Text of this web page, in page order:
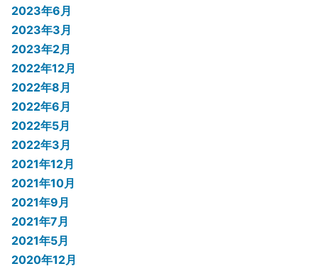
2023年6月
2023年3月
2023年2月
2022年12月
2022年8月
2022年6月
2022年5月
2022年3月
2021年12月
2021年10月
2021年9月
2021年7月
2021年5月
2020年12月